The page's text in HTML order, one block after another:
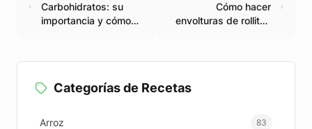
Carbohidratos: su
importancia y cómo
Cómo hacer
envolturas de rollitos
Categorías de Recetas
Arroz 83